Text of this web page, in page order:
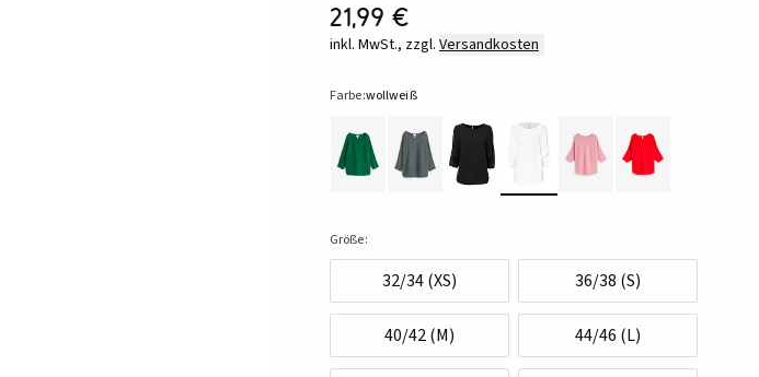
21,99 €
inkl. MwSt., zzgl. Versandkosten
Farbe:wollweiß
Größe:
32/34 (XS) 36/38 (S)
40/42 (M) 44/46 (L)